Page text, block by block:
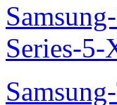
Series-